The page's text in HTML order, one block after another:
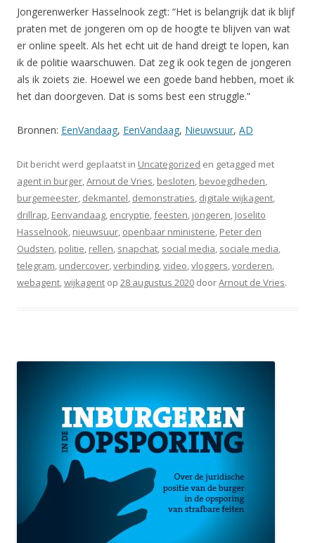
Jongerenwerker Hasselnook zegt: “Het is belangrijk dat ik blijf
praten met de jongeren om op de hoogte te blijven van wat
er online speelt. Als het echt uit de hand dreigt te lopen, kan
ik de politie waarschuwen. Dat zeg ik ook tegen de jongeren
als ik zoiets zie. Hoewel we een goede band hebben, moet ik
het dan doorgeven. Dat is soms best een struggle.”
Bronnen: EenVandaag, EenVandaag, Nieuwsuur, AD
Dit bericht werd geplaatst in Uncategorized en getagged met
agent in burger,Arnout de Vries, besloten, bevoegdheden,
burgemeester, dekmantel, demonstraties, digitale wijkagent,
drillrap, Eenvandaag, encryptie,feesten, jongeren, Joselito
Hasselnook, nieuwsuur, openbaar nministerie, Peter den
Oudsten, politie, rellen, snapchat, social media, sociale media,
telegram, undercover,verbinding,video,vloggers,vorderen,
webagent,wijkagent op 28 augustus 2020 doorArnout de Vries.